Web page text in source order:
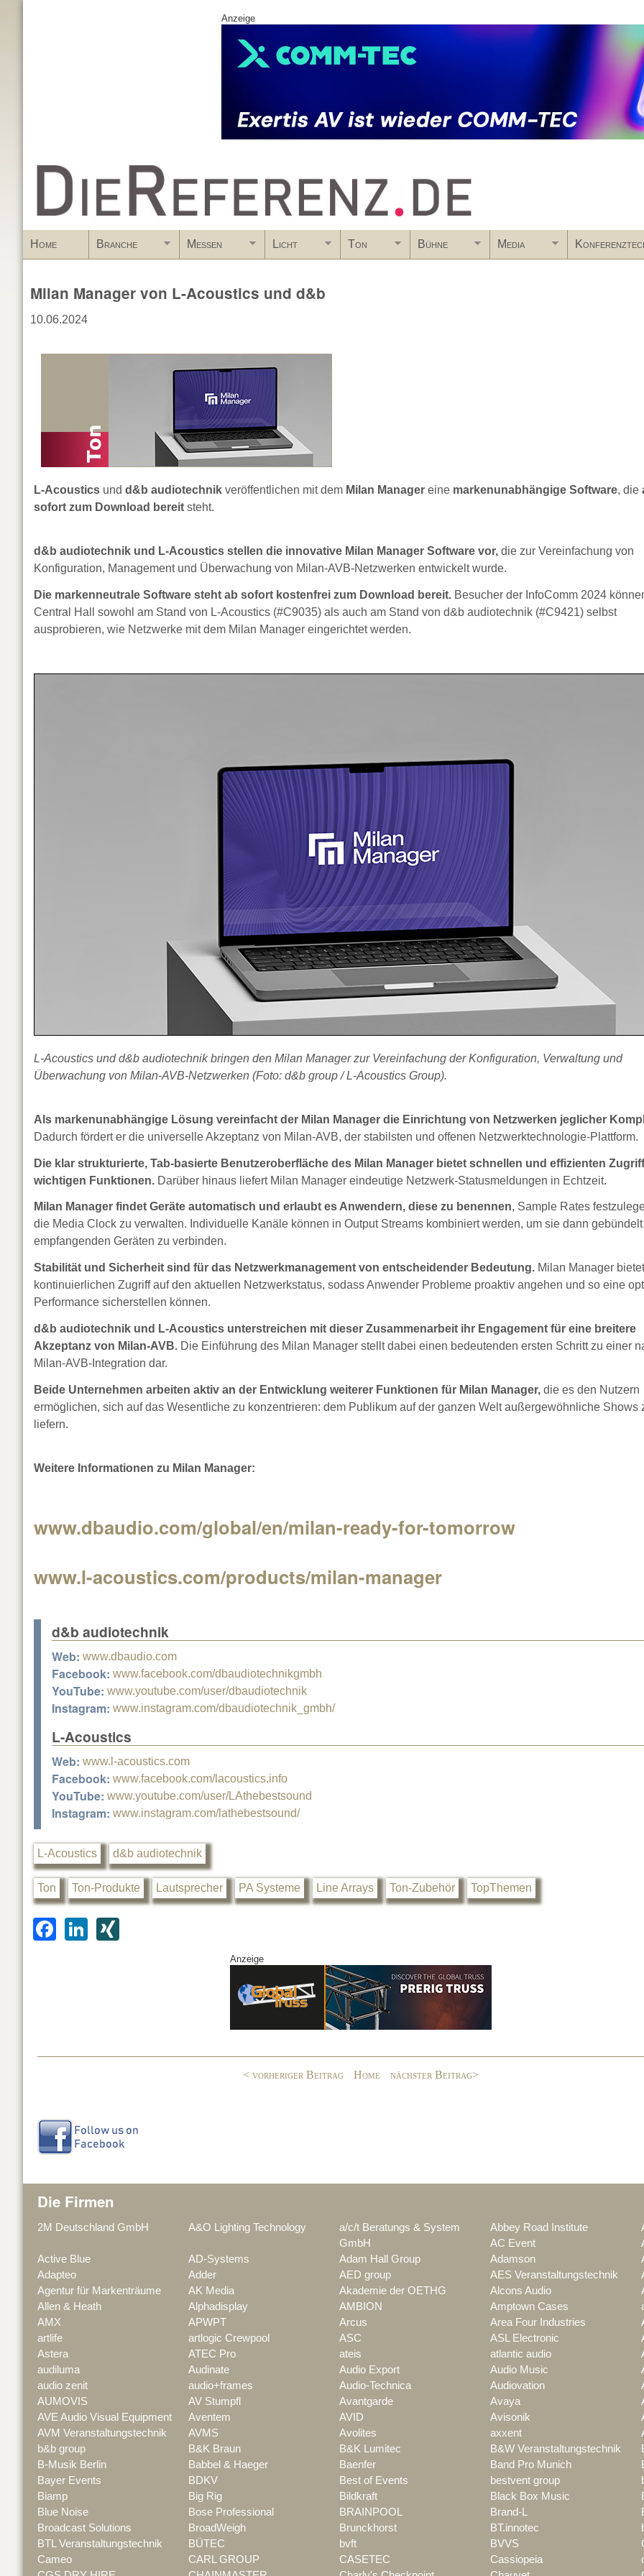
Anzeige
www.DieReferenz.de
Home Branche Messen Licht Ton Bühne Media
Milan Manager von L-Acoustics und d&b
10.06.2024
L-Acoustics und d&b audiotechnik veröffentlichen mit dem Milan Manager eine markenunabhängige Software, die
sofort zum Download bereit steht.
d&b audiotechnik und L-Acoustics stellen die innovative Milan Manager Software vor, die zur Vereinfachung von
Konfiguration, Management und Überwachung von Milan-AVB-Netzwerken entwickelt wurde.
Die markenneutrale Software steht ab sofort kostenfrei zum Download bereit. Besucher der InfoComm 2024
Central Hall sowohl am Stand von L-Acoustics (#C9035) als auch am Stand von d&b audiotechnik (#C9421) selbst
ausprobieren, wie Netzwerke mit dem Milan Manager eingerichtet werden.
L-Acoustics und d&b audiotechnik bringen den Milan Manager zur Vereinfachung der Konfiguration, Verwaltung und
Überwachung von Milan-AVB-Netzwerken (Foto: d&b group / L-Acoustics Group).
Als markenunabhängige Lösung vereinfacht der Milan Manager die Einrichtung von Netzwerken jeglicher
Dadurch fördert er die universelle Akzeptanz von Milan-AVB, der stabilsten und offenen Netzwerktechnologie-Plattform.
Die klar strukturierte, Tab-basierte Benutzeroberfläche des Milan Manager bietet schnellen und effizienten
wichtigen Funktionen. Darüber hinaus liefert Milan Manager eindeutige Netzwerk-Statusmeldungen in Echtzeit.
Milan Manager findet Geräte automatisch und erlaubt es Anwendern, diese zu benennen, Sample Rates
die Media Clock zu verwalten. Individuelle Kanäle können in Output Streams kombiniert werden, um sie dann
empfangenden Geräten zu verbinden.
Stabilität und Sicherheit sind für das Netzwerkmanagement von entscheidender Bedeutung. Milan Manager bietet
kontinuierlichen Zugriff auf den aktuellen Netzwerkstatus, sodass Anwender Probleme proaktiv angehen und so eine
Performance sicherstellen können.
d&b audiotechnik und L-Acoustics unterstreichen mit dieser Zusammenarbeit ihr Engagement für eine breitere
Akzeptanz von Milan-AVB. Die Einführung des Milan Manager stellt dabei einen bedeutenden ersten Schritt zu einer
Milan-AVB-Integration dar.
Beide Unternehmen arbeiten aktiv an der Entwicklung weiterer Funktionen für Milan Manager, die es den Nutzern
ermöglichen, sich auf das Wesentliche zu konzentrieren: dem Publikum auf der ganzen Welt außergewöhnliche Shows
liefern.
Weitere Informationen zu Milan Manager:
www.dbaudio.com/global/en/milan-ready-for-tomorrow
www.l-acoustics.com/products/milan-manager
d&b audiotechnik
Web: www.dbaudio.com
Facebook: www.facebook.com/dbaudiotechnikgmbh
YouTube: www.youtube.com/user/dbaudiotechnik
Instagram: www.instagram.com/dbaudiotechnik_gmbh/
L-Acoustics
Web: www.l-acoustics.com
Facebook: www.facebook.com/lacoustics.info
YouTube: www.youtube.com/user/LAthebestsound
Instagram: www.instagram.com/lathebestsound/
L-Acoustics d&b audiotechnik
Ton Ton-Produkte Lautsprecher PA Systeme Line Arrays Ton-Zubehör TopThemen
F
o
Li
Anzeige
< vorheriger Beitrag Home nächster Beitrag>
Die Firmen
2M Deutschland GmbH A&O Lighting Technology
a/c/t Beratungs & System
GmbH
Abbey Road Institute
AC Event
Active Blue
AD-Systems Adam Hall Group Adamson
Adapteo
Adder AED group AES Veranstaltungstechnik
Agentur für Markenträume
AK Media Akademie der OETHG Alcons Audio
Allen & Heath
Alphadisplay AMBION Amptown Cases
AMX
APWPT Arcus Area Four Industries
artlife
artlogic Crewpool ASC ASL Electronic
Astera
ATEC Pro ateis atlantic audio
audiluma
Audinate Audio Export Audio Music
audio zenit
audio+frames Audio-Technica Audiovation
AUMOVIS
AV Stumpfl Avantgarde Avaya
AVE Audio Visual Equipment
Aventem AVID Avisonik
AVM Veranstaltungstechnik
AVMS Avolites axxent
b&b group
B&K Braun B&K Lumitec B&W Veranstaltungstechnik
B-Musik Berlin
Babbel & Haeger Baenfer Band Pro Munich
Bayer Events
BDKV Best of Events bestvent group
Biamp
Big Rig Bildkraft Black Box Music
Blue Noise
Bose Professional BRAINPOOL Brand-L
Broadcast Solutions
BroadWeigh Brunckhorst BT.innotec
BTL Veranstaltungstechnik
BÜTEC bvft BVVS
Cameo
CARL GROUP CASETEC Cassiopeia